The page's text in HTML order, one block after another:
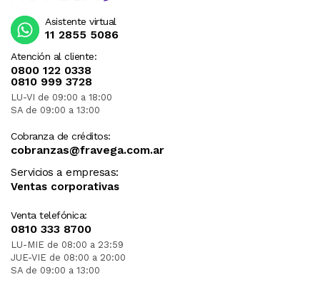
Atención al cliente:
0800 122 0338
0810 999 3728
LU-VI de 09:00 a 18:00
SA de 09:00 a 13:00
Cobranza de créditos:
cobranzas@fravega.com.ar
Servicios a empresas:
Ventas corporativas
Venta telefónica:
0810 333 8700
LU-MIE de 08:00 a 23:59
JUE-VIE de 08:00 a 20:00
SA de 09:00 a 13:00
Asistente virtual
11 2855 5086